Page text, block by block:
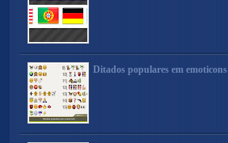
Ditados populares em emoticons